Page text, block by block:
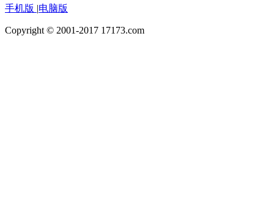
手机版 |电脑版
Copyright © 2001-2017 17173.com